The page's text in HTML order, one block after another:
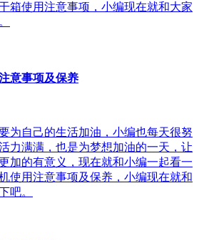
箱使用注意事项，小编现在就和大家
意事项及保养
为自己的生活加油，小编也每天很努
力满满，也是为梦想加油的一天，让
加的有意义，现在就和小编一起看一
使用注意事项及保养，小编现在就和
吧。